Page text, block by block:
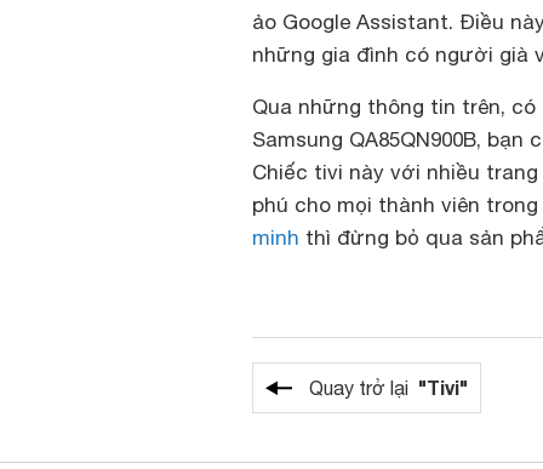
ảo Google Assistant. Điều
những gia đình có người già
Qua những thông tin trên,
Samsung QA85QN900B,
Chiếc tivi này với nhiều
phú cho mọi thành viên
minh thì đừng bỏ qua sản
Quay trở lại "Tivi"